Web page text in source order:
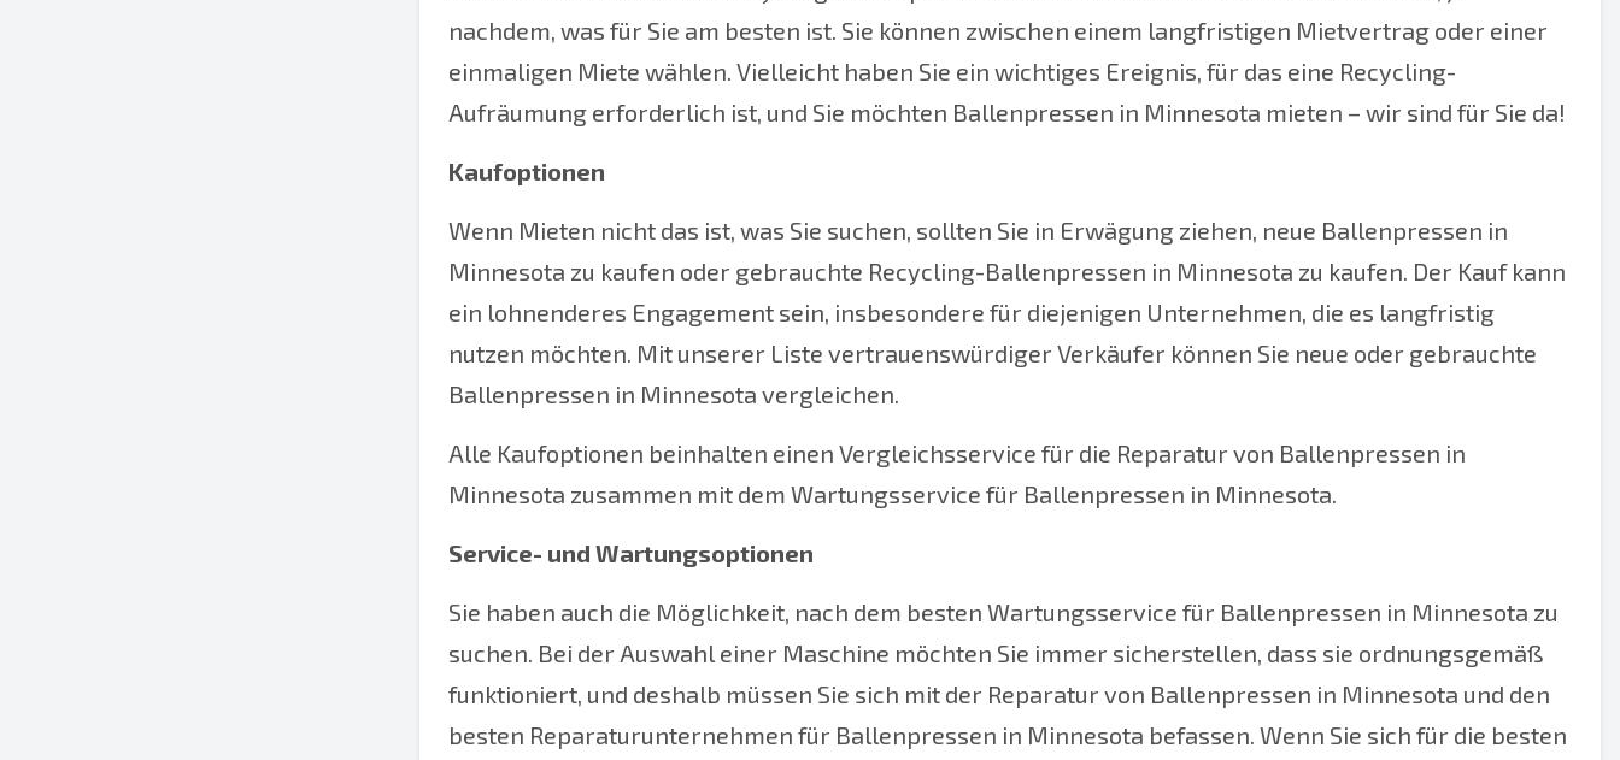
nachdem, was für Sie am besten ist. Sie können zwischen einem langfristigen Mietvertrag oder einer
einmaligen Miete wählen. Vielleicht haben Sie ein wichtiges Ereignis, für das eine Recycling-
Aufräumung erforderlich ist, und Sie möchten Ballenpressen in Minnesota mieten – wir sind für Sie da!
Kaufoptionen
Wenn Mieten nicht das ist, was Sie suchen, sollten Sie in Erwägung ziehen, neue Ballenpressen in
Minnesota zu kaufen oder gebrauchte Recycling-Ballenpressen in Minnesota zu kaufen. Der Kauf kann
ein lohnenderes Engagement sein, insbesondere für diejenigen Unternehmen, die es langfristig
nutzen möchten. Mit unserer Liste vertrauenswürdiger Verkäufer können Sie neue oder gebrauchte
Ballenpressen in Minnesota vergleichen.
Alle Kaufoptionen beinhalten einen Vergleichsservice für die Reparatur von Ballenpressen in
Minnesota zusammen mit dem Wartungsservice für Ballenpressen in Minnesota.
Service- und Wartungsoptionen
Sie haben auch die Möglichkeit, nach dem besten Wartungsservice für Ballenpressen in Minnesota zu
suchen. Bei der Auswahl einer Maschine möchten Sie immer sicherstellen, dass sie ordnungsgemäß
funktioniert, und deshalb müssen Sie sich mit der Reparatur von Ballenpressen in Minnesota und den
besten Reparaturunternehmen für Ballenpressen in Minnesota befassen. Wenn Sie sich für die besten